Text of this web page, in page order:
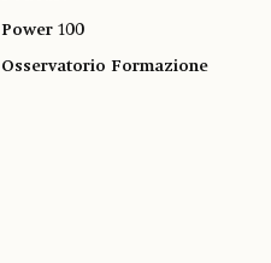
Power 100
Osservatorio Formazione